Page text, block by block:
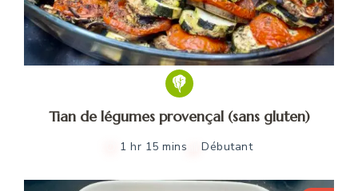
Tian de légumes provençal (sans gluten)
1 hr 15 mins Débutant